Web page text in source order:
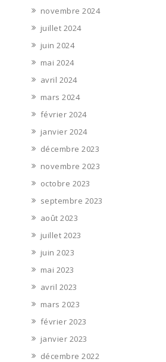
novembre 2024
juillet 2024
juin 2024
mai 2024
avril 2024
mars 2024
février 2024
janvier 2024
décembre 2023
novembre 2023
octobre 2023
septembre 2023
août 2023
juillet 2023
juin 2023
mai 2023
avril 2023
mars 2023
février 2023
janvier 2023
décembre 2022